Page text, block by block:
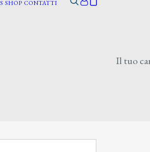
SHOP CONTATTI
Il tuo